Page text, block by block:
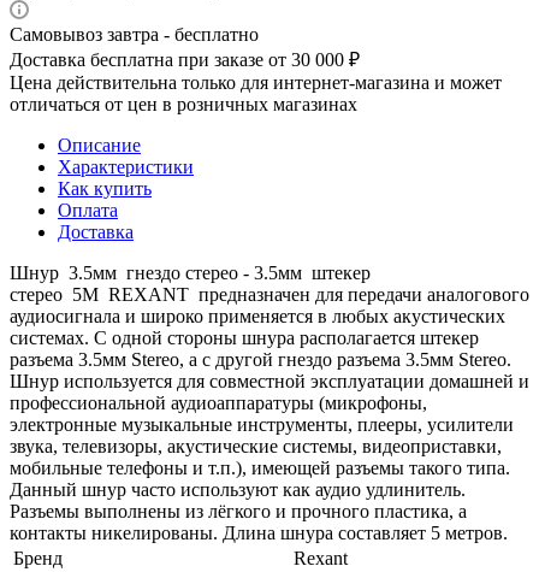
Самовывоз завтра - бесплатно
Доставка бесплатна при заказе от 30 000 ₽
Цена действительна только для интернет-магазина и может
отличаться от цен в розничных магазинах
Описание
Характеристики
Как купить
Оплата
Доставка
Шнур 3.5мм гнездо стерео - 3.5мм штекер
стерео 5М REXANT предназначен для передачи аналогового
аудиосигнала и широко применяется в любых акустических
системах. С одной стороны шнура располагается штекер
разъема 3.5мм Stereo, а с другой гнездо разъема 3.5мм Stereo.
Шнур используется для совместной эксплуатации домашней и
профессиональной аудиоаппаратуры (микрофоны,
электронные музыкальные инструменты, плееры, усилители
звука, телевизоры, акустические системы, видеоприставки,
мобильные телефоны и т.п.), имеющей разъемы такого типа.
Данный шнур часто используют как аудио удлинитель.
Разъемы выполнены из лёгкого и прочного пластика, а
контакты никелированы. Длина шнура составляет 5 метров.
Бренд
Rexant